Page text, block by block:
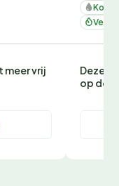
meer vrij
Deze
op de